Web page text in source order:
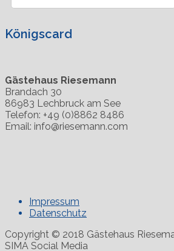
Königscard
Gästehaus Riesemann
Brandach 30
86983 Lechbruck am See
Telefon: +49 (0)8862 8486
Email: info@riesemann.com
Impressum
Datenschutz
Copyright © 2018 Gästehaus
SIMA Social Media